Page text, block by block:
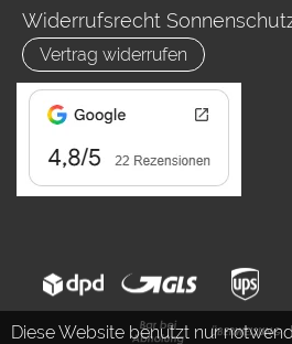
Diese Website benutzt nur
Widerrufsrecht
Vertrag widerrufen